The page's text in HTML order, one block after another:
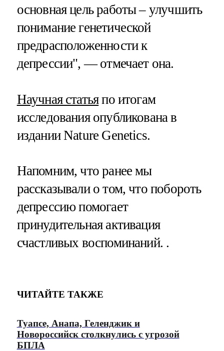
основная цель работы – улучшить
понимание генетической
предрасположенности к
депрессии", — отмечает она.
Научная статьяпо итогам
исследования опубликована в
издании Nature Genetics.
Напомним, что ранее мы
рассказывали о том, что побороть
депрессию помогает
принудительная активация
счастливых воспоминаний. .
ЧИТАЙТЕ ТАКЖЕ
Туапсе, Анапа, Геленджик и
Новороссийск столкнулись с угрозой
БПЛА